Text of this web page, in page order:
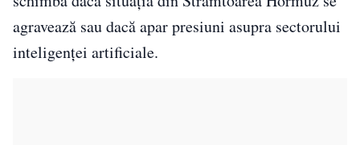
agravează sau dacă apar presiuni asupra sectorului
inteligenței artificiale.